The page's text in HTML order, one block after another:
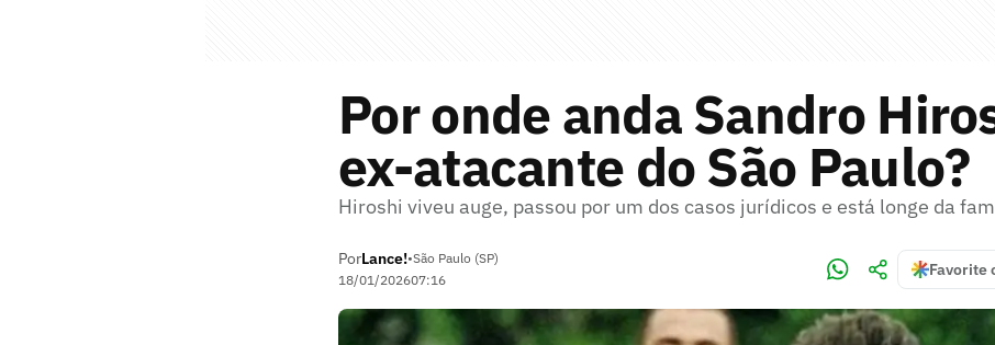
Por onde anda Sandro
ex-atacante do São Paulo?
Hiroshi viveu auge, passou por um dos casos jurídicos e está longe da
PorLance!•São Paulo (SP)
18/01/202607:16
Favorite